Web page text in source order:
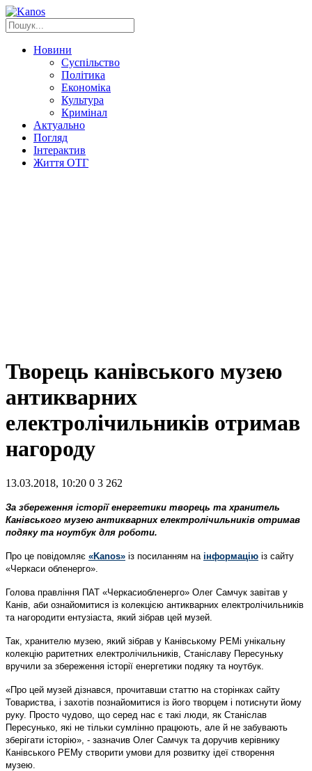
Новини
Суспільство
Політика
Економіка
Культура
Кримінал
Актуально
Погляд
Інтерактив
Життя ОТГ
Творець канівського музею
антикварних
електролічильників отримав
нагороду
13.03.2018, 10:20 0 3 262
За збереження історії енергетики творець та хранитель
Канівського музею антикварних електролічильників отримав
подяку та ноутбук для роботи.
Про це повідомляє «Kanos» із посиланням на інформацію із сайту
«Черкаси обленерго».
Голова правління ПАТ «Черкасиобленерго» Олег Самчук завітав у
Канів, аби ознайомитися із колекцією антикварних електролічильників
та нагородити ентузіаста, який зібрав цей музей.
Так, хранителю музею, який зібрав у Канівському РЕМі унікальну
колекцію раритетних електролічильників, Станіславу Пересуньку
вручили за збереження історії енергетики подяку та ноутбук.
«Про цей музей дізнався, прочитавши статтю на сторінках сайту
Товариства, і захотів познайомитися із його творцем і потиснути йому
руку. Просто чудово, що серед нас є такі люди, як Станіслав
Пересунько, які не тільки сумлінно працюють, але й не забувають
зберігати історію», - зазначив Олег Самчук та доручив керівнику
Канівського РЕМу створити умови для розвитку ідеї створення
музею.